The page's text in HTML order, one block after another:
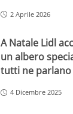
2 Aprile 2026
A Natale Lidl
un albero
tutti ne parlano
4 Dicembre 2025